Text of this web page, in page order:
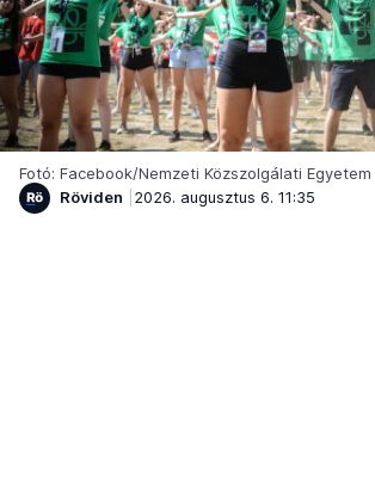
Fotó: Facebook/Nemzeti Közszolgálati Egyetem
Röviden
2026. augusztus 6. 11:35